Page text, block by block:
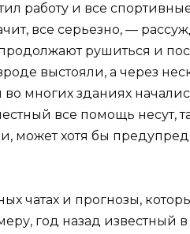
работу и все
все серьезно, —
рушиться и
выстояли, а через
многих зданиях
все помощь несут,
может хотя бы
чатах и прогнозы,
год назад известный в